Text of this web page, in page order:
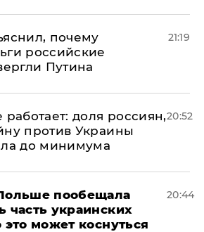
почему
российские
Путина
21:19
доля россиян,
против Украины
до минимума
20:52
пообещала
часть украинских
может коснуться
20:44